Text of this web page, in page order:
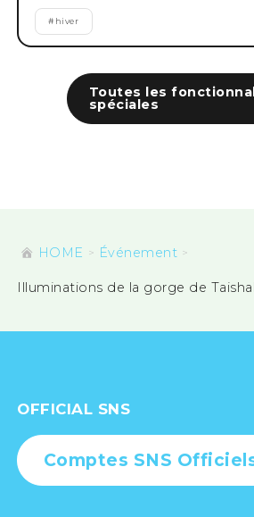
Toutes les
spéciales
# hiver
HOME Événement
Illuminations de la gorge de
OFFICIAL SNS
Comptes SNS